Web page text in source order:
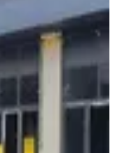
Sehaş
İşe Uygun
(Zemin)